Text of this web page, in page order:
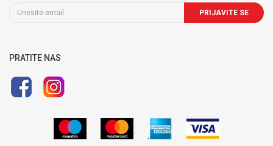
064/64-64-103
Uslovi korišćenja i prodaje
Uputstvo za online kupovinu
Radnja - lokacija i radno vreme
PRIJAVITE SE
PRATITE NAS